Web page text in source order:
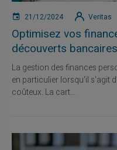
21/12/2024 Veritas
Optimisez vos
découverts bancaires
La gestion des finances
en particulier lorsqu'il s'agit
coûteux. La cart...